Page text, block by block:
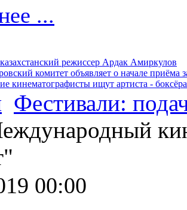
...
режиссер Ардак Амиркулов
комитет объявляет о начале приёма
кинематографисты ищут артиста -
Фестивали:
00:00